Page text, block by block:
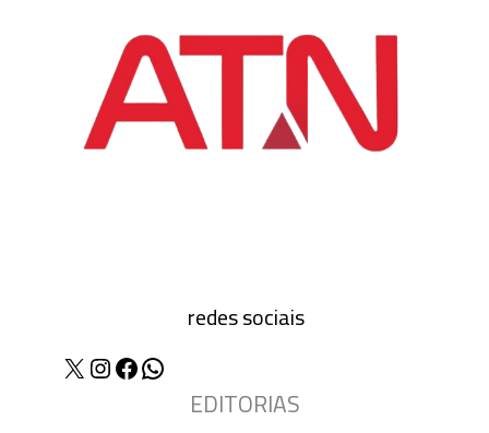
redes sociais
X Instagram
Facebook
WhatsApp
EDITORIAS